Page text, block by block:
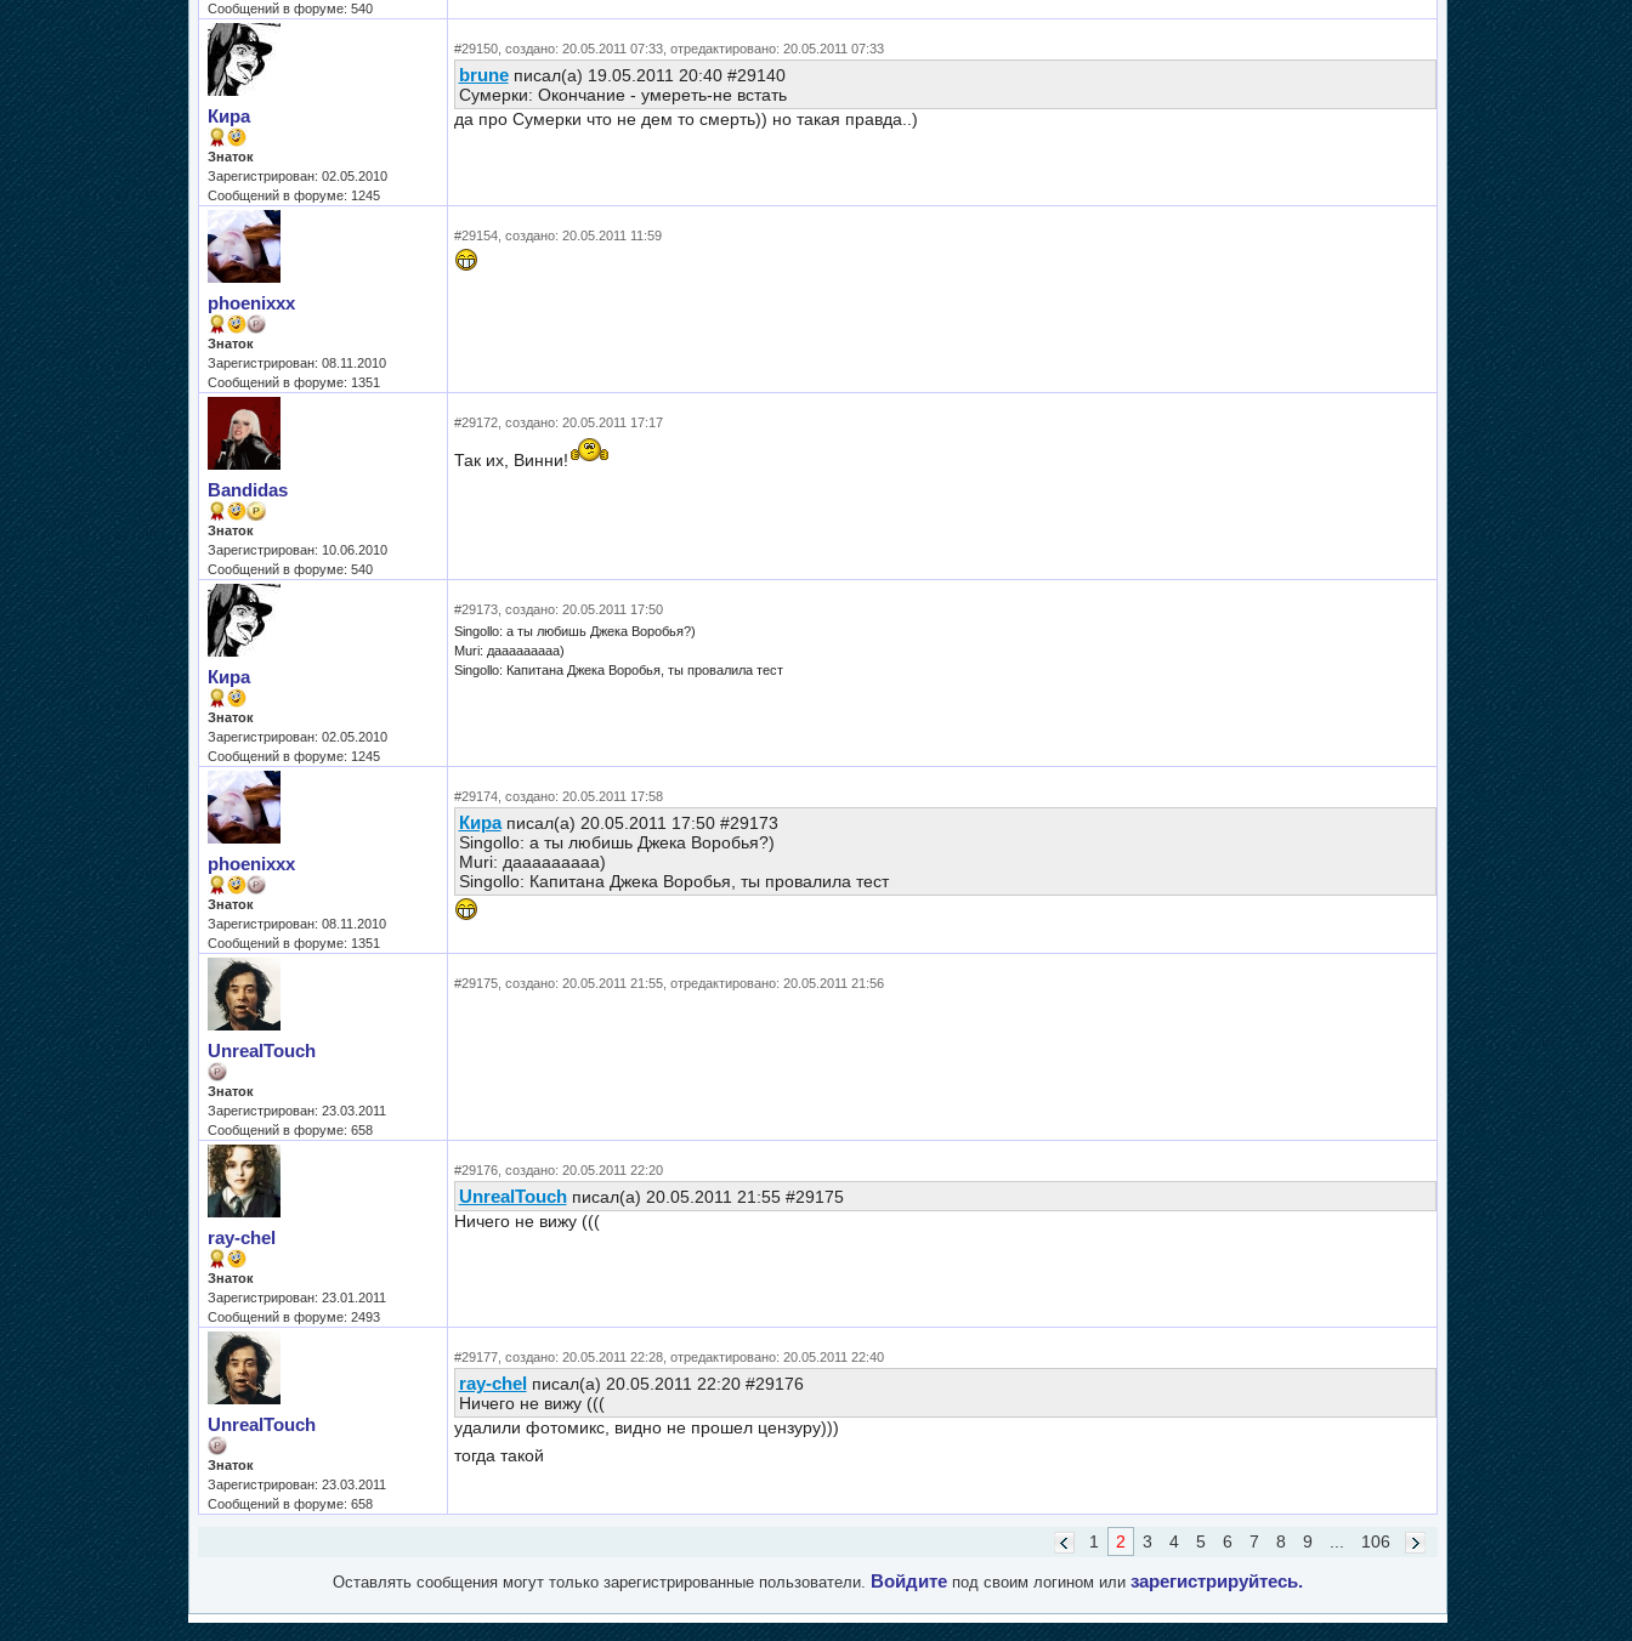
Сообщений в форуме: 540
Кира
Знаток
Зарегистрирован: 02.05.2010
Сообщений в форуме: 1245
#29150, создано: 20.05.2011 07:33, отредактировано: 20.05.2011 07:33
bruneписал(а) 19.05.2011 20:40 #29140
Сумерки: Окончание - умереть-не встать
да про Сумерки что не дем то смерть)) но такая правда..)
phoenixxx
Знаток
Зарегистрирован: 08.11.2010
Сообщений в форуме: 1351
#29154, создано: 20.05.2011 11:59
Bandidas
Знаток
Зарегистрирован: 10.06.2010
Сообщений в форуме: 540
#29172, создано: 20.05.2011 17:17
Так их, Винни!
Кира
Знаток
Зарегистрирован: 02.05.2010
Сообщений в форуме: 1245
#29173, создано: 20.05.2011 17:50
Singollo: а ты любишь Джека Воробья?)
Muri: дааааааааа)
Singollo: Капитана Джека Воробья, ты провалила тест
phoenixxx
Знаток
Зарегистрирован: 08.11.2010
Сообщений в форуме: 1351
#29174, создано: 20.05.2011 17:58
Кираписал(а) 20.05.2011 17:50 #29173
Singollo: а ты любишь Джека Воробья?)
Muri: дааааааааа)
Singollo: Капитана Джека Воробья, ты провалила тест
UnrealTouch
Знаток
Зарегистрирован: 23.03.2011
Сообщений в форуме: 658
#29175, создано: 20.05.2011 21:55, отредактировано: 20.05.2011 21:56
ray-chel
Знаток
Зарегистрирован: 23.01.2011
Сообщений в форуме: 2493
#29176, создано: 20.05.2011 22:20
UnrealTouchписал(а) 20.05.2011 21:55 #29175
Ничего не вижу (((
UnrealTouch
Знаток
Зарегистрирован: 23.03.2011
Сообщений в форуме: 658
#29177, создано: 20.05.2011 22:28, отредактировано: 20.05.2011 22:40
ray-chel писал(а) 20.05.2011 22:20 #29176
Ничего не вижу (((
удалили фотомикс, видно не прошел цензуру)))
тогда такой
106
9
8
7
6
5
4
3
2
1
Оставлять сообщения могут только зарегистрированные пользователи. Войдитепод своим логином или зарегистрируйтесь.